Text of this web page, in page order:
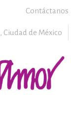
Contáctanos
Ciudad de México